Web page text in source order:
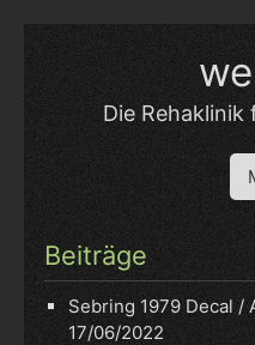
Die
Beiträge
Sebring 1979 Decal /
17/06/2022